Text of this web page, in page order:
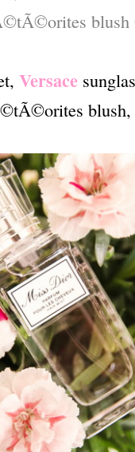
blush
Versace
blush,